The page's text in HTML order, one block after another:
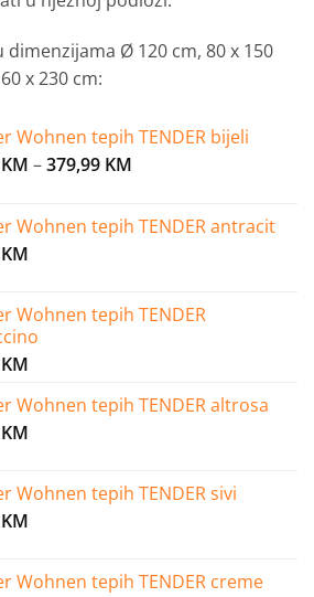
dimenzijama Ø 120 cm, 80 x 150
x 230 cm:
Wohnen tepih TENDER bijeli
KM –379,99 KMPrice
through
Wohnen tepih TENDER antracit
KM
Wohnen tepih TENDER
KM
Wohnen tepih TENDER altrosa
KM
Wohnen tepih TENDER sivi
KM
Wohnen tepih TENDER creme